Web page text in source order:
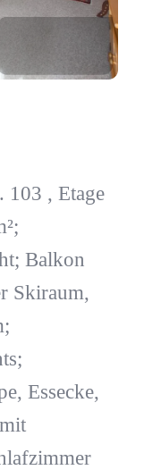
, Etage
Balkon
Skiraum,
Essecke,